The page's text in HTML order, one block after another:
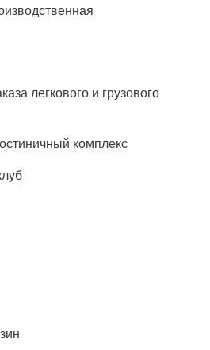
легкового и грузового
комплекс